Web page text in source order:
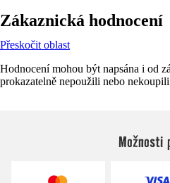
Zákaznická hodnocení
Přeskočit oblast
Hodnocení mohou být napsána i od
prokazatelně nepoužili nebo
Možnosti